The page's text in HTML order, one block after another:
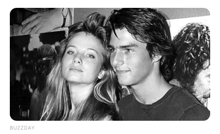
Wunderland Kalkar - Selten hat ein Freizeitpark eine
so außergewöhnliche Geschichte wie das
Wunderland Kalkar. Hier stand einmal der "Schnelle
Brüter" von Kalkar, in dem der Park errichtet wurde.
Das Wunderland ist also ein Kernkraftwerk, das nie
in Betrieb genommen wurde. Dort wo einst aus
Atomkraft Elektroenergie gewonnen werden sollte
befindet sich heute ein Hotel- und Freizeitzentrum.
Informationen unter
www.kernwasser-wunderland.d
e.
BUZZDAY